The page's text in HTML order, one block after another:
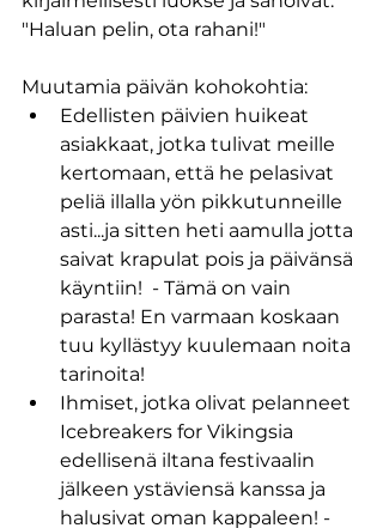
"Haluan pelin, ota rahani!"
Muutamia päivän kohokohtia:
Edellisten päivien huikeat
asiakkaat, jotka tulivat meille
kertomaan, että he pelasivat
peliä illalla yön pikkutunneille
asti...ja sitten heti aamulla jotta
saivat krapulat pois ja päivänsä
käyntiin!  - Tämä on vain
parasta! En varmaan koskaan
tuu kyllästyy kuulemaan noita
tarinoita!
Ihmiset, jotka olivat pelanneet
Icebreakers for Vikingsia
edellisenä iltana festivaalin
jälkeen ystäviensä kanssa ja
halusivat oman kappaleen! -